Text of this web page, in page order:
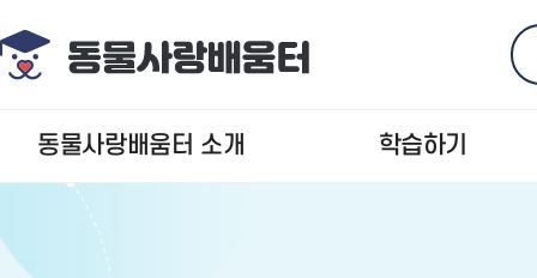
동물사랑배움터 소개 학습하기